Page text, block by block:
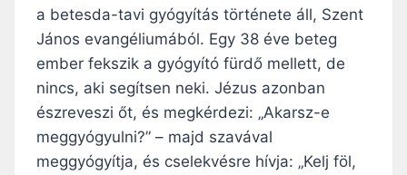
a betesda-tavi gyógyítás története áll, Szent
János evangéliumából. Egy 38 éve beteg
ember fekszik a gyógyító fürdő mellett, de
nincs, aki segítsen neki. Jézus azonban
észreveszi őt, és megkérdezi: „Akarsz-e
meggyógyulni?” – majd szavával
meggyógyítja, és cselekvésre hívja: „Kelj föl,